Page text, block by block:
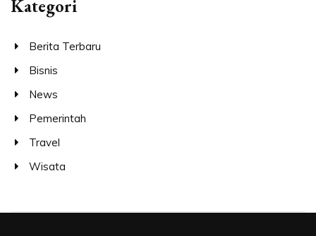
Kategori
Berita Terbaru
Bisnis
News
Pemerintah
Travel
Wisata